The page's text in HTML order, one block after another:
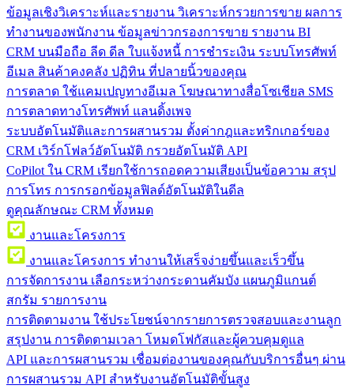
ข้อมูลเชิงวิเคราะห์และรายงาน วิเคราะห์กรวยการขาย ผลการ
ทำงานของพนักงาน ข้อมูลข่าวกรองการขาย รายงาน BI
CRM บนมือถือ ลีด ดีล ใบแจ้งหนี้ การชำระเงิน ระบบโทรศัพท์
อีเมล สินค้าคงคลัง ปฏิทิน ที่ปลายนิ้วของคุณ
การตลาด ใช้แคมเปญทางอีเมล โฆษณาทางสื่อโซเชียล SMS
การตลาดทางโทรศัพท์ แลนดิ้งเพจ
ระบบอัตโนมัติและการผสานรวม ตั้งค่ากฎและทริกเกอร์ของ
CRM เวิร์กโฟลว์อัตโนมัติ กรวยอัตโนมัติ API
CoPilot ใน CRM เรียกใช้การถอดความเสียงเป็นข้อความ สรุป
การโทร การกรอกข้อมูลฟิลด์อัตโนมัติในดีล
ดูคุณลักษณะ CRM ทั้งหมด
งานและโครงการ
งานและโครงการ ทำงานให้เสร็จง่ายขึ้นและเร็วขึ้น
การจัดการงาน เลือกระหว่างกระดานคัมบัง แผนภูมิแกนต์
สกรัม รายการงาน
การติดตามงาน ใช้ประโยชน์จากรายการตรวจสอบและงานลูก
สรุปงาน การติดตามเวลา โหมดโฟกัสและผู้ควบคุมดูแล
API และการผสานรวม เชื่อมต่องานของคุณกับบริการอื่นๆ ผ่าน
การผสานรวม API สำหรับงานอัตโนมัติขั้นสูง